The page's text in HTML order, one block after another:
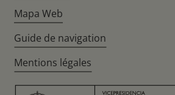
Mapa Web
Guide de navigation
Mentions légales